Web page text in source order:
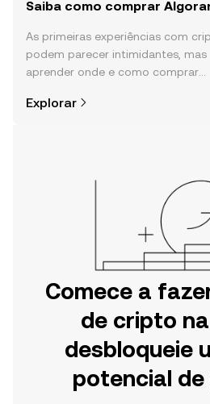
Saiba como comprar
As primeiras experiências com
podem parecer intimidantes, mas
aprender onde e como comprar
Começa a tua viagem na aplicação
Explorar
Comece a
de cripto
desbloqueie
potencial de